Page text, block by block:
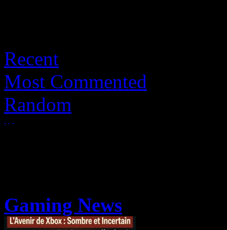
Recent
Most Commented
Random
Gaming News